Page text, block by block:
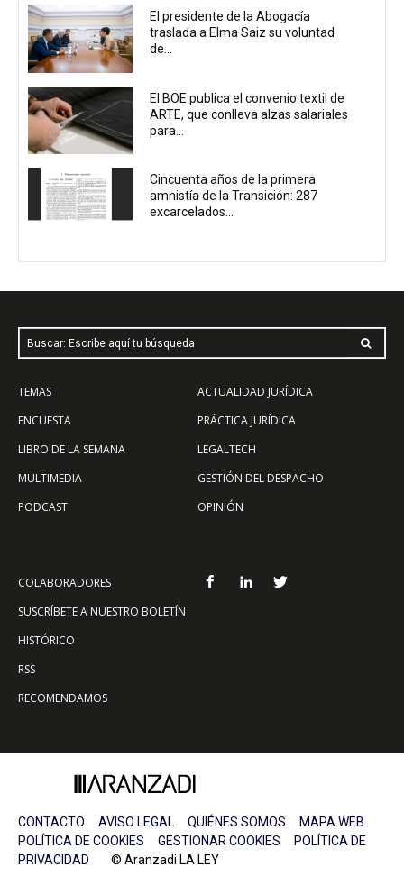
El presidente de la Abogacía
traslada a Elma Saiz su voluntad
de...
El BOE publica el convenio textil de
ARTE, que conlleva alzas salariales
para...
Cincuenta años de la primera
amnistía de la Transición: 287
excarcelados...
Buscar: Escribe aquí tu búsqueda
TEMAS
ENCUESTA
LIBRO DE LA SEMANA
MULTIMEDIA
PODCAST
ACTUALIDAD JURÍDICA
PRÁCTICA JURÍDICA
LEGALTECH
GESTIÓN DEL DESPACHO
OPINIÓN
COLABORADORES
SUSCRÍBETE A NUESTRO BOLETÍN
HISTÓRICO
RSS
RECOMENDAMOS
CONTACTO AVISO LEGAL QUIÉNES SOMOS
MAPA WEB
POLÍTICA DE COOKIES
GESTIONAR COOKIES
POLÍTICA DE
PRIVACIDAD © Aranzadi LA LEY